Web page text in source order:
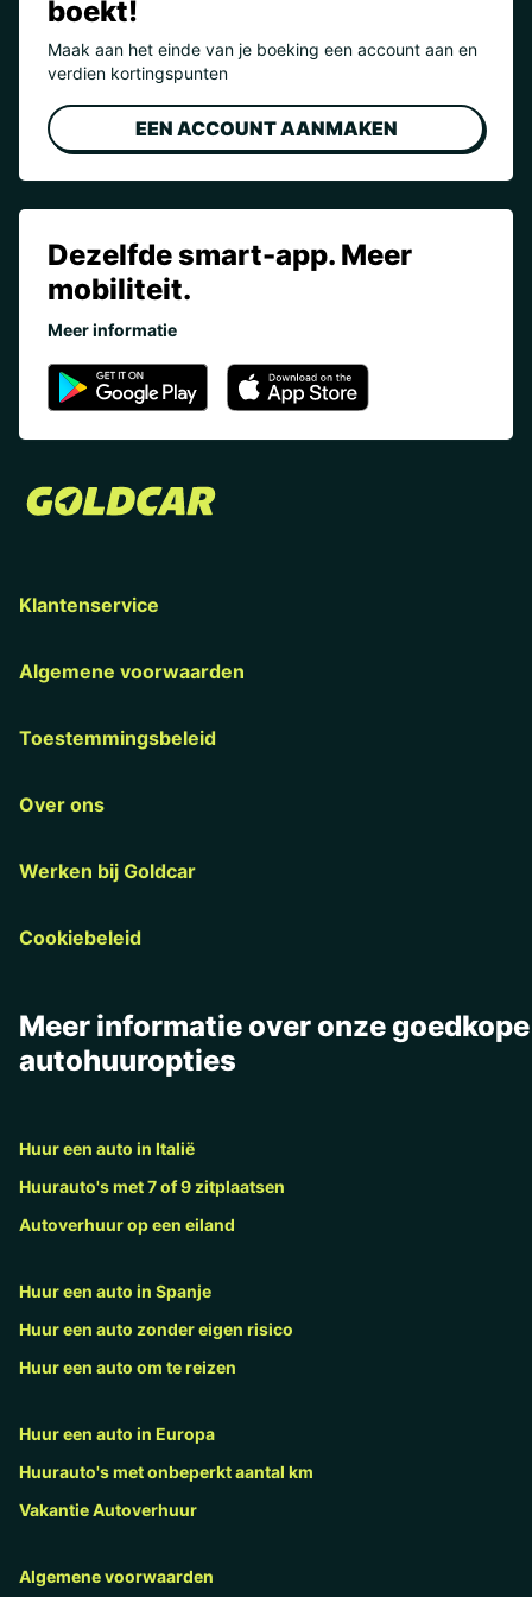
boekt!
Maak aan het einde van je boeking een account aan en
verdien kortingspunten
EEN ACCOUNT AANMAKEN
Dezelfde smart-app. Meer
mobiliteit.
Meer informatie
Klantenservice
Algemene voorwaarden
Toestemmingsbeleid
Over ons
Werken bij Goldcar
Cookiebeleid
Meer informatie over onze goedkope
autohuuropties
Huur een auto in Italië
Huurauto's met 7 of 9 zitplaatsen
Autoverhuur op een eiland
Huur een auto in Spanje
Huur een auto zonder eigen risico
Huur een auto om te reizen
Huur een auto in Europa
Huurauto's met onbeperkt aantal km
Vakantie Autoverhuur
Algemene voorwaarden